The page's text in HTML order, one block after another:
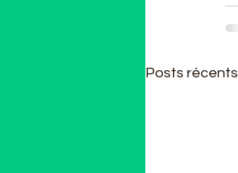
Posts récents